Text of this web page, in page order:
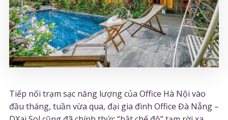
Tiếp nối trạm sạc năng lượng của Office Hà Nội vào
đầu tháng, tuần vừa qua, đại gia đình Office Đà Nẵng –